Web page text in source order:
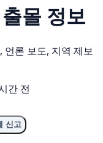
출몰 정보
언론 보도, 지역 제보
간 전
신고